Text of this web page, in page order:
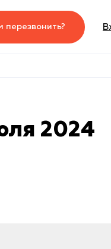
перезвонить?
2024